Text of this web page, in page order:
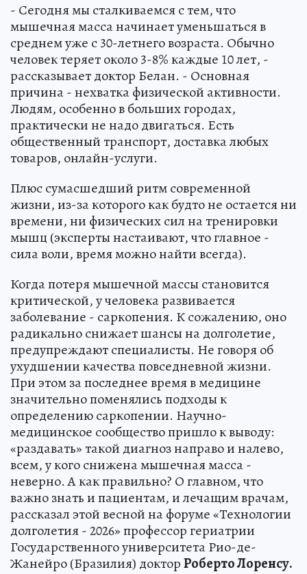
- Сегодня мы сталкиваемся с тем, что
мышечная масса начинает уменьшаться в
среднем уже с 30-летнего возраста. Обычно
человек теряет около 3-8% каждые 10 лет, -
рассказывает доктор Белан. - Основная
причина - нехватка физической активности.
Людям, особенно в больших городах,
практически не надо двигаться. Есть
общественный транспорт, доставка любых
товаров, онлайн-услуги.
Плюс сумасшедший ритм современной
жизни, из-за которого как будто не остается ни
времени, ни физических сил на тренировки
мышц (эксперты настаивают, что главное -
сила воли, время можно найти всегда).
Когда потеря мышечной массы становится
критической, у человека развивается
заболевание - саркопения. К сожалению, оно
радикально снижает шансы на долголетие,
предупреждают специалисты. Не говоря об
ухудшении качества повседневной жизни.
При этом за последнее время в медицине
значительно поменялись подходы к
определению саркопении. Научно-
медицинское сообщество пришло к выводу:
«раздавать» такой диагноз направо и налево,
всем, у кого снижена мышечная масса -
неверно. А как правильно? О главном, что
важно знать и пациентам, и лечащим врачам,
рассказал этой весной на форуме «Технологии
долголетия - 2026» профессор гериатрии
Государственного университета Рио-де-
Жанейро (Бразилия) докторРоберто Лоренсу.